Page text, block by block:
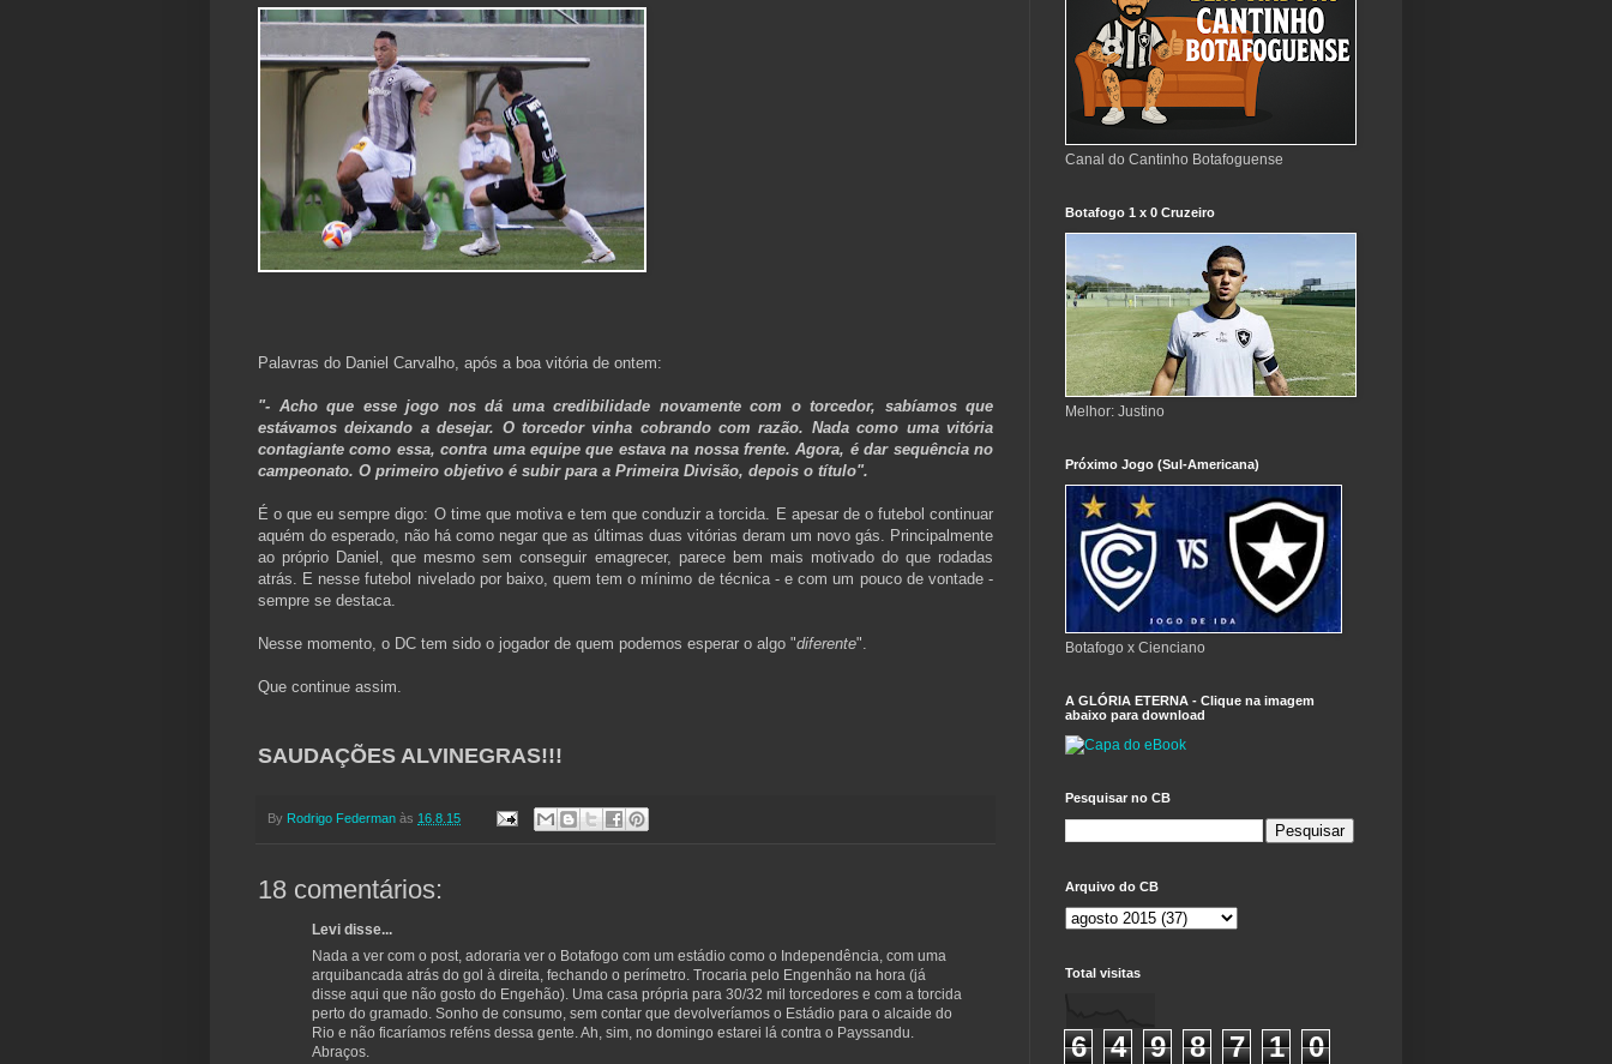
Palavras do Daniel Carvalho, após a boa vitória de ontem:
"- Acho que esse jogo nos dá uma credibilidade novamente com o torcedor, sabíamos que
estávamos deixando a desejar. O torcedor vinha cobrando com razão. Nada como uma vitória
contagiante como essa, contra uma equipe que estava na nossa frente. Agora, é dar sequência no
campeonato. O primeiro objetivo é subir para a Primeira Divisão, depois o título".
É o que eu sempre digo: O time que motiva e tem que conduzir a torcida. E apesar de o futebol continuar
aquém do esperado, não há como negar que as últimas duas vitórias deram um novo gás. Principalmente
ao próprio Daniel, que mesmo sem conseguir emagrecer, parece bem mais motivado do que rodadas
atrás. E nesse futebol nivelado por baixo, quem tem o mínimo de técnica - e com um pouco de vontade -
sempre se destaca.
Nesse momento, o DC tem sido o jogador de quem podemos esperar o algo "diferente".
Que continue assim.
SAUDAÇÕES ALVINEGRAS!!!
By Rodrigo Federman às 16.8.15
18 comentários:
Levi disse...
Nada a ver com o post, adoraria ver o Botafogo com um estádio como o Independência, com uma
arquibancada atrás do gol à direita, fechando o perímetro. Trocaria pelo Engenhão na hora (já
disse aqui que não gosto do Engehão). Uma casa própria para 30/32 mil torcedores e com a torcida
perto do gramado. Sonho de consumo, sem contar que devolveríamos o Estádio para o alcaide do
Rio e não ficaríamos reféns dessa gente. Ah, sim, no domingo estarei lá contra o Payssandu.
Abraços.
Canal do Cantinho Botafoguense
Botafogo 1 x 0 Cruzeiro
Melhor: Justino
Próximo Jogo (Sul-Americana)
Botafogo x Cienciano
A GLÓRIA ETERNA - Clique na imagem
abaixo para download
Pesquisar no CB
Arquivo do CB
Total visitas
6 4 9 8 7 1 0